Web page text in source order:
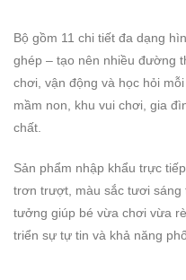
Bộ gồm 11 chi tiết đa dạng
ghép – tạo nên nhiều đường
chơi, vận động và học hỏi
mầm non, khu vui chơi, gia
chất.
Sản phẩm nhập khẩu trực
trơn trượt, màu sắc tươi sáng
tưởng giúp bé vừa chơi vừa
triển sự tự tin và khả năng